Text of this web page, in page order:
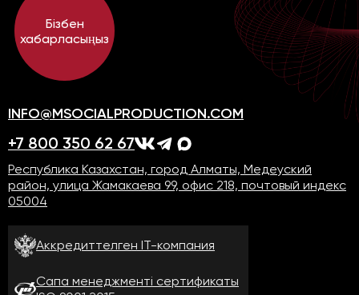
Бізбен
хабарласыңыз
INFO@MSOCIALPRODUCTION.COM
+7 800 350 62 67
Республика Казахстан, город Алматы, Медеуский
район, улица Жамакаева 99, офис 218, почтовый индекс
05004
Аккредиттелген IT-компания
Сапа менеджменті сертификаты